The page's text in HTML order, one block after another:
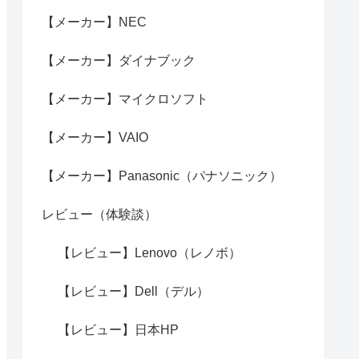
【メーカー】NEC
【メーカー】ダイナブック
【メーカー】マイクロソフト
【メーカー】VAIO
【メーカー】Panasonic（パナソニック）
レビュー（体験談）
【レビュー】Lenovo（レノボ）
【レビュー】Dell（デル）
【レビュー】日本HP